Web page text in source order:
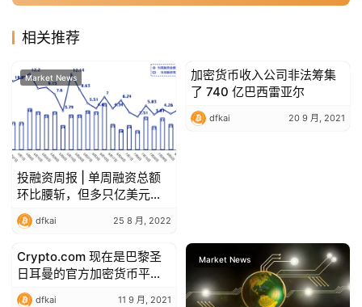
相关推荐
Market News
投融资周报 | 单周融资总额
环比腰斩，但多只亿美元级
基金成立
dfkai 25 8 月, 2022
Market News
加密货币收入公司非法筹集
了 740 亿巴西雷亚尔
dfkai 20 9 月, 2021
Market News
Crypto.com 现在是巴黎圣
日耳曼的官方加密货币平台
合作伙伴
dfkai 11 9 月, 2021
Market News